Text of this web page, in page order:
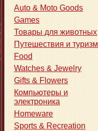
Auto & Moto Goods
Games
Товары для животных
Путешествия и туризм
Food
Watches & Jewelry
Gifts & Flowers
Компьютеры и
электроника
Homeware
Sports & Recreation